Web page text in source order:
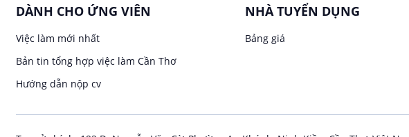
DÀNH CHO ỨNG VIÊN
Việc làm mới nhất
Bản tin tổng hợp việc làm Cần Thơ
Hướng dẫn nộp cv
NHÀ TUYỂN DỤNG
Bảng giá